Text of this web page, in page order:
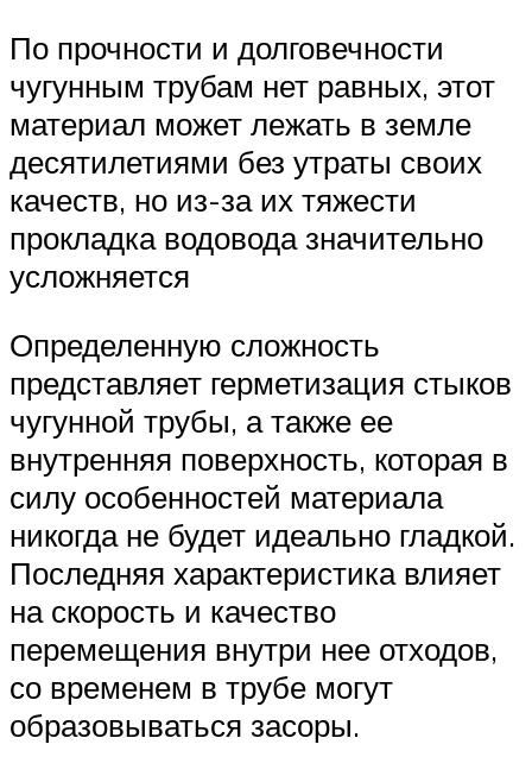
По прочности и долговечности
чугунным трубам нет равных, этот
материал может лежать в земле
десятилетиями без утраты своих
качеств, но из-за их тяжести
прокладка водовода значительно
усложняется
Определенную сложность
представляет герметизация стыков
чугунной трубы, а также ее
внутренняя поверхность, которая в
силу особенностей материала
никогда не будет идеально гладкой.
Последняя характеристика влияет
на скорость и качество
перемещения внутри нее отходов,
со временем в трубе могут
образовываться засоры.